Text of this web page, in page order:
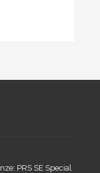
PRS SE Special